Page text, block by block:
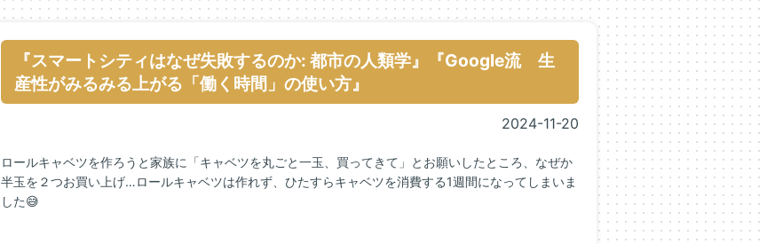
『スマートシティはなぜ失敗するのか: 都市の人類学』『Google流 生
産性がみるみる上がる「働く時間」の使い方』
2024-11-20
ロールキャベツを作ろうと家族に「キャベツを丸ごと一玉、買ってきて」とお願いしたところ、なぜか
半玉を２つお買い上げ…ロールキャベツは作れず、ひたすらキャベツを消費する1週間になってしまいま
した😅